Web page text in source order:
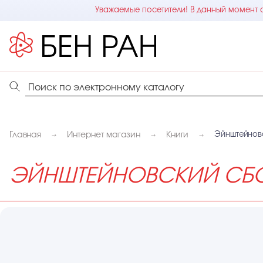
Уважаемые посетители! В данный момент
Главная Интернет магазин Книги
ЭЙНШТЕЙНОВСКИЙ